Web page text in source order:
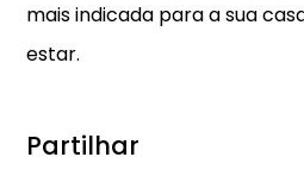
mais indicada para a sua
estar.
Partilhar